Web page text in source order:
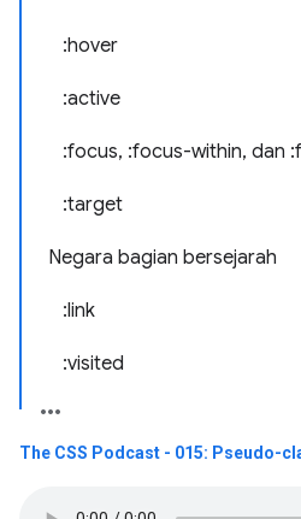
:hover
:active
:focus, :focus-within, dan
:target
Negara bagian bersejarah
:link
:visited
The CSS Podcast - 015: Pseudo-